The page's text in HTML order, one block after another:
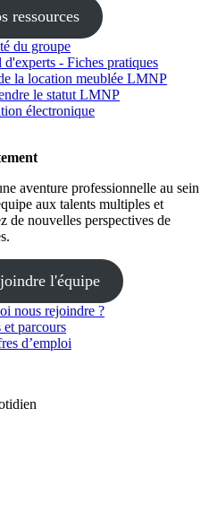
ressources
du groupe
d'experts - Fiches pratiques
la location meublée LMNP
le statut LMNP
électronique
aventure professionnelle au sein
aux talents multiples et
de nouvelles perspectives de
l'équipe
nous rejoindre ?
et parcours
d’emploi